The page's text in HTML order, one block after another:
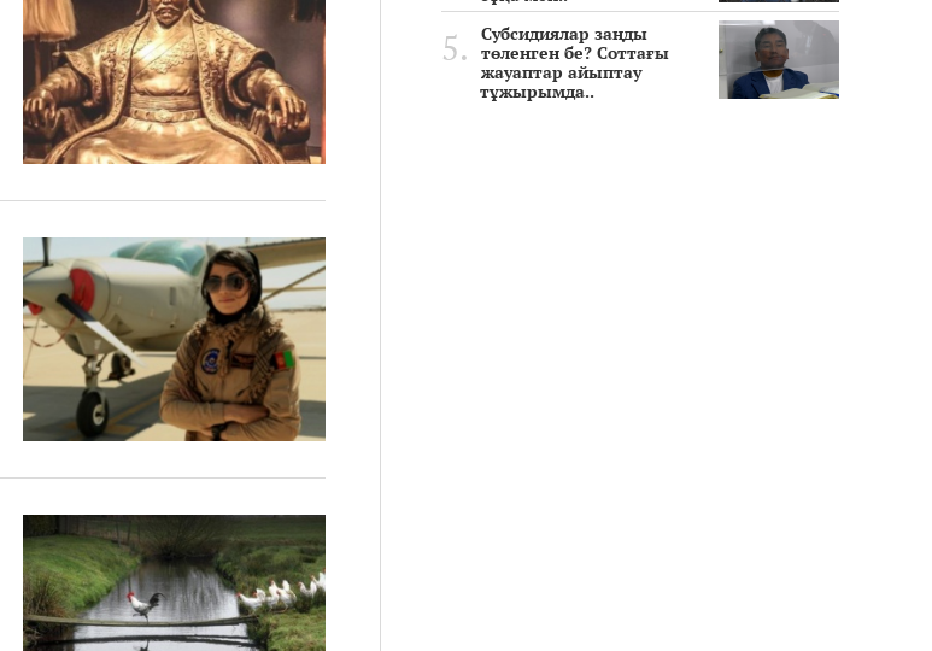
Субсидиялар заңды
төленген бе? Соттағы
жауаптар айыптау
тұжырымда..